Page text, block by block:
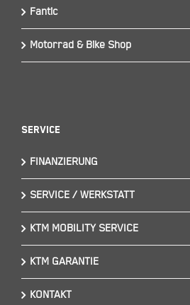
Fantic
Motorrad & Bike Shop
Service
FINANZIERUNG
SERVICE / WERKSTATT
KTM MOBILITY SERVICE
KTM GARANTIE
KONTAKT